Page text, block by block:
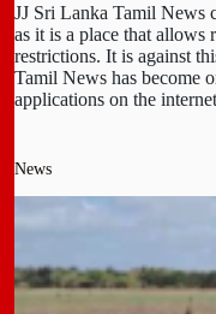
JJ Sri Lanka Tamil News
as it is a place that allows
restrictions. It is against
Tamil News has become
applications on the
News